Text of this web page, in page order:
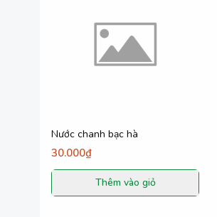
Nước chanh bạc hà
30.000₫
Thêm vào giỏ